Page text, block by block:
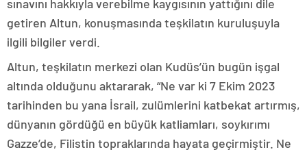
sınavını hakkıyla verebilme kaygısının yattığını dile
getiren Altun, konuşmasında teşkilatın kuruluşuyla
ilgili bilgiler verdi.
Altun, teşkilatın merkezi olan Kudüs’ün bugün işgal
altında olduğunu aktararak, “Ne var ki 7 Ekim 2023
tarihinden bu yana İsrail, zulümlerini katbekat artırmış,
dünyanın gördüğü en büyük katliamları, soykırımı
Gazze’de, Filistin topraklarında hayata geçirmiştir. Ne